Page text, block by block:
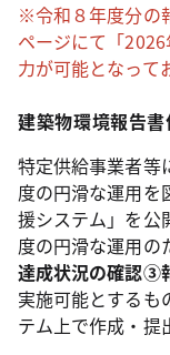
※令和８年度分の
ページにて「
力が可能となって
建築物環境報告
特定供給事業者等
度の円滑な運用を
援システム」を公
度の円滑な運用の
達成状況の確認③
実施可能とするも
テム上で作成・提